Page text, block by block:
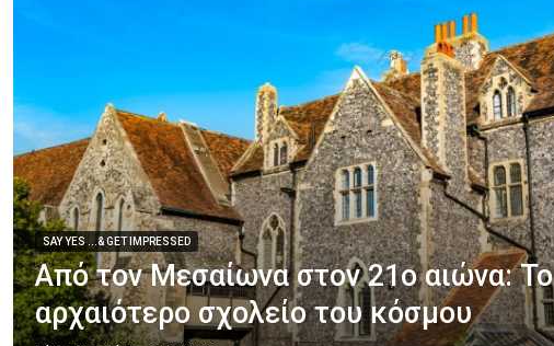
SAY YES ...& GET IMPRESSED
Από τον Μεσαίωνα στον 21ο αιώνα: Το
αρχαιότερο σχολείο του κόσμου